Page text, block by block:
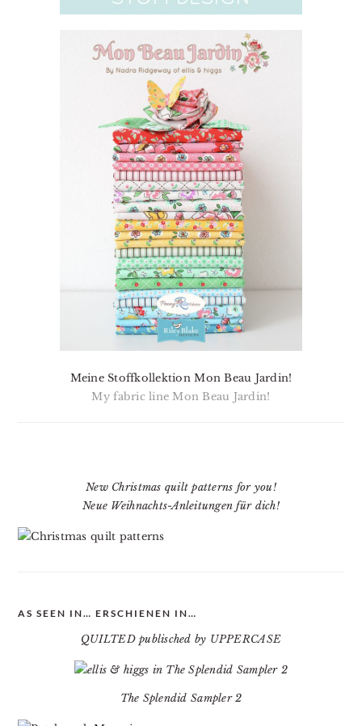
Meine Stoffkollektion Mon Beau Jardin!
My fabric line Mon Beau Jardin!
New Christmas quilt patterns for you!
Neue Weihnachts-Anleitungen für dich!
AS SEEN IN… ERSCHIENEN IN…
QUILTED publisched by UPPERCASE
The Splendid Sampler 2